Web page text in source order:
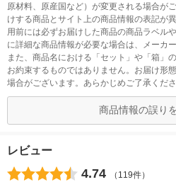
原材料、原産国など）が変更される場合が
けする商品とサイト上の商品情報の表記が
用前には必ずお届けした商品の商品ラベル
に詳細な商品情報が必要な場合は、メーカ
また、商品名における「セット」や「箱」
お約束するものではありません。お届け形
場合がございます。あらかじめご了承くださ
商品情報の誤り
レビュー
4.74 （119件）